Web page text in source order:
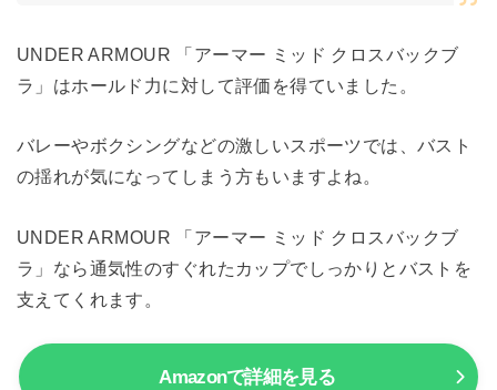
UNDER ARMOUR 「アーマー ミッド クロスバックブ
ラ」はホールド力に対して評価を得ていました。
バレーやボクシングなどの激しいスポーツでは、バスト
の揺れが気になってしまう方もいますよね。
UNDER ARMOUR 「アーマー ミッド クロスバックブ
ラ」なら通気性のすぐれたカップでしっかりとバストを
支えてくれます。
Amazonで詳細を見る